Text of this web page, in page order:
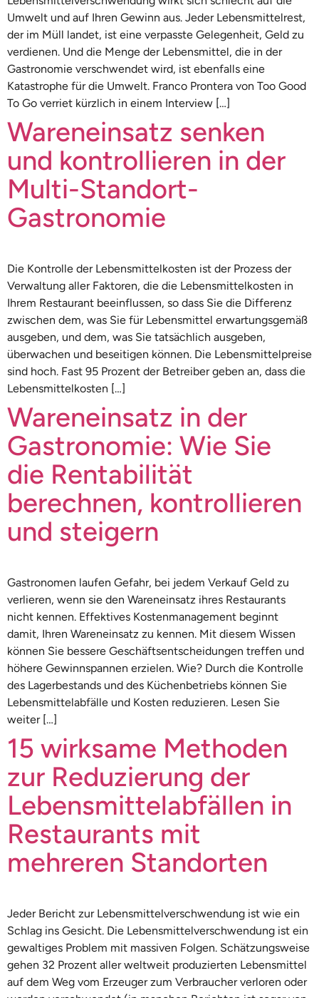
Umwelt und auf Ihren Gewinn aus. Jeder Lebensmittelrest,
der im Müll landet, ist eine verpasste Gelegenheit, Geld zu
verdienen. Und die Menge der Lebensmittel, die in der
Gastronomie verschwendet wird, ist ebenfalls eine
Katastrophe für die Umwelt. Franco Prontera von Too Good
To Go verriet kürzlich in einem Interview […]
Wareneinsatz senken
und kontrollieren in der
Multi-Standort-
Gastronomie
Die Kontrolle der Lebensmittelkosten ist der Prozess der
Verwaltung aller Faktoren, die die Lebensmittelkosten in
Ihrem Restaurant beeinflussen, so dass Sie die Differenz
zwischen dem, was Sie für Lebensmittel erwartungsgemäß
ausgeben, und dem, was Sie tatsächlich ausgeben,
überwachen und beseitigen können. Die Lebensmittelpreise
sind hoch. Fast 95 Prozent der Betreiber geben an, dass die
Lebensmittelkosten […]
Wareneinsatz in der
Gastronomie: Wie Sie
die Rentabilität
berechnen, kontrollieren
und steigern
Gastronomen laufen Gefahr, bei jedem Verkauf Geld zu
verlieren, wenn sie den Wareneinsatz ihres Restaurants
nicht kennen. Effektives Kostenmanagement beginnt
damit, Ihren Wareneinsatz zu kennen. Mit diesem Wissen
können Sie bessere Geschäftsentscheidungen treffen und
höhere Gewinnspannen erzielen. Wie? Durch die Kontrolle
des Lagerbestands und des Küchenbetriebs können Sie
Lebensmittelabfälle und Kosten reduzieren. Lesen Sie
weiter […]
15 wirksame Methoden
zur Reduzierung der
Lebensmittelabfällen in
Restaurants mit
mehreren Standorten
Jeder Bericht zur Lebensmittelverschwendung ist wie ein
Schlag ins Gesicht. Die Lebensmittelverschwendung ist ein
gewaltiges Problem mit massiven Folgen. Schätzungsweise
gehen 32 Prozent aller weltweit produzierten Lebensmittel
auf dem Weg vom Erzeuger zum Verbraucher verloren oder